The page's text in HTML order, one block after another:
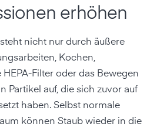
erhöhen
nicht nur durch äußere
Kochen,
Filter oder das Bewegen
Partikel auf, die sich zuvor auf
haben. Selbst normale
können Staub wieder in die